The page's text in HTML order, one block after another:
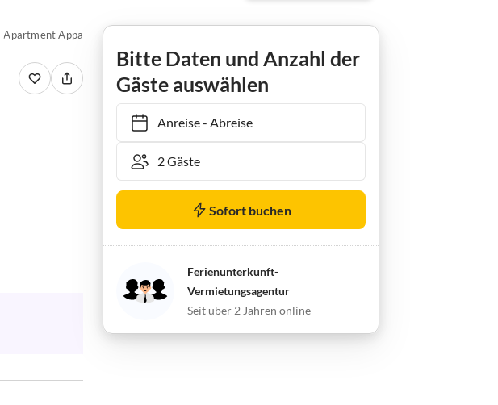
Bitte Daten und Anzahl der
Gäste auswählen
Anreise- Abreise
Sofort buchen
Ferienunterkunft-
Vermietungsagentur
Seit über 2 Jahren online